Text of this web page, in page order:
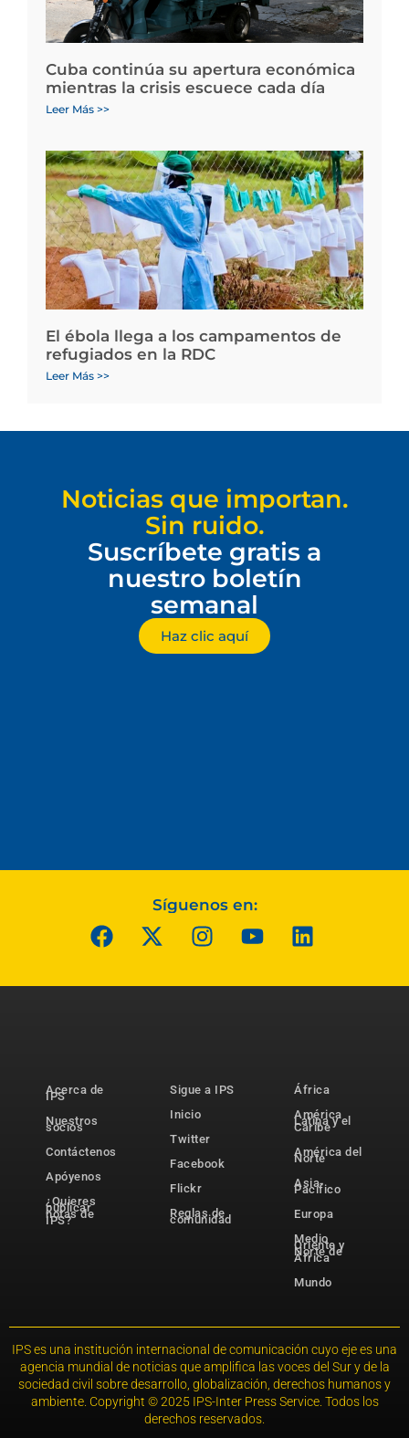
Cuba continúa su apertura económica
mientras la crisis escuece cada día
Leer Más >>
El ébola llega a los campamentos de
refugiados en la RDC
Leer Más >>
Noticias que importan.
Sin ruido.
Suscríbete gratis a
nuestro boletín
semanal
Haz clic aquí
Síguenos en:
Acerca de
IPS
Nuestros
socios
Contáctenos
Apóyenos
¿Quieres
publicar
notas de
IPS?
Sigue a IPS
Inicio
Twitter
Facebook
Flickr
Reglas de
comunidad
África
América
Latina y el
Caribe
América del
Norte
Asia-
Pacífico
Europa
Medio
Oriente y
Norte de
África
Mundo
IPS es una institución internacional de comunicación cuyo eje es una
agencia mundial de noticias que amplifica las voces del Sur y de la
sociedad civil sobre desarrollo, globalización, derechos humanos y
ambiente. Copyright © 2025 IPS-Inter Press Service. Todos los
derechos reservados.